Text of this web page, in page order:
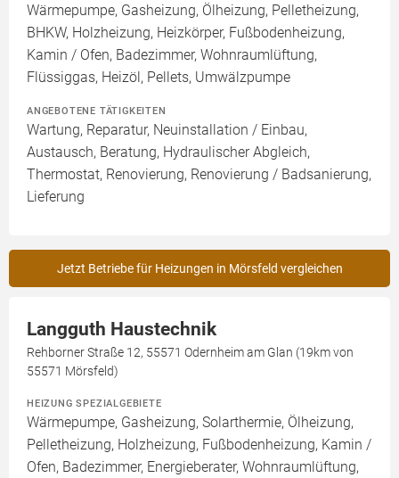
Wärmepumpe, Gasheizung, Ölheizung, Pelletheizung,
BHKW, Holzheizung, Heizkörper, Fußbodenheizung,
Kamin / Ofen, Badezimmer, Wohnraumlüftung,
Flüssiggas, Heizöl, Pellets, Umwälzpumpe
ANGEBOTENE TÄTIGKEITEN
Wartung, Reparatur, Neuinstallation / Einbau,
Austausch, Beratung, Hydraulischer Abgleich,
Thermostat, Renovierung, Renovierung / Badsanierung,
Lieferung
Jetzt Betriebe für Heizungen in Mörsfeld vergleichen
Langguth Haustechnik
Rehborner Straße 12, 55571 Odernheim am Glan (19km von
55571 Mörsfeld)
HEIZUNG SPEZIALGEBIETE
Wärmepumpe, Gasheizung, Solarthermie, Ölheizung,
Pelletheizung, Holzheizung, Fußbodenheizung, Kamin /
Ofen, Badezimmer, Energieberater, Wohnraumlüftung,